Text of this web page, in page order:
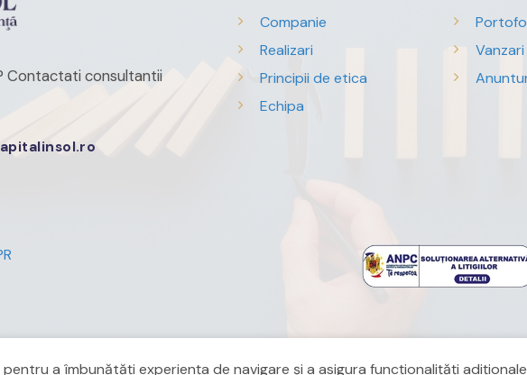
Contactati consultantii
Companie
Realizari
Principii de etica
Echipa
Vanzari
a îmbunătăți experiența de navigare și a asigura funcționalițăți